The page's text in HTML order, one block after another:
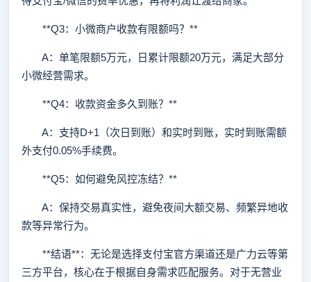
**Q3：小微商户收款有限额吗？**
A：单笔限额5万元，日累计限额20万元，满足大部分
小微经营需求。
**Q4：收款资金多久到账？**
A：支持D+1（次日到账）和实时到账，实时到账需额
外支付0.05%手续费。
**Q5：如何避免风控冻结？**
A：保持交易真实性，避免夜间大额交易、频繁异地收
款等异常行为。
**结语**：无论是选择支付宝官方渠道还是广力云等第
三方平台，核心在于根据自身需求匹配服务。对于无营业